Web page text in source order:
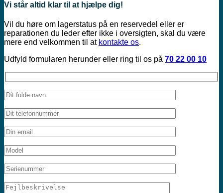
Vi står altid klar til at hjælpe dig!
Vil du høre om lagerstatus på en reservedel eller er
reparationen du leder efter ikke i oversigten, skal du være
mere end velkommen til at kontakte os.
Udfyld formularen herunder eller ring til os på 70 22 00 10